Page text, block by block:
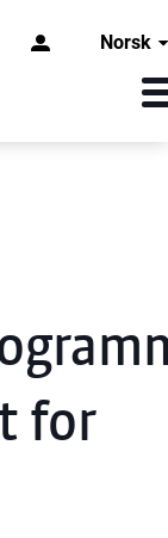
Norsk
for